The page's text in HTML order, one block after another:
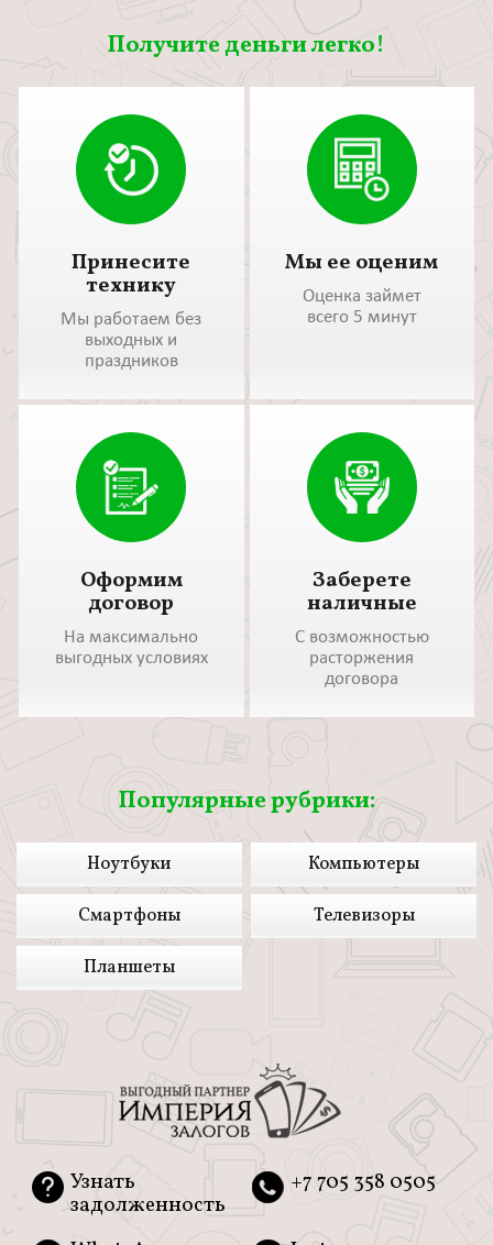
Получите деньги легко!
Принесите
технику
Мы работаем без
выходных и
праздников
Мы ее оценим
Оценка займет
всего 5 минут
Оформим
договор
На максимально
выгодных условиях
Заберете
наличные
С возможностью
расторжения
договора
Популярные рубрики:
Ноутбуки Компьютеры
Смартфоны Телевизоры
Планшеты
Узнать
задолженность
+7 705 358 0505